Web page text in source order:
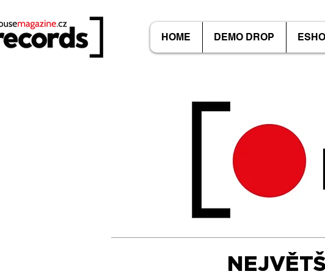
HOME DEMO DROP